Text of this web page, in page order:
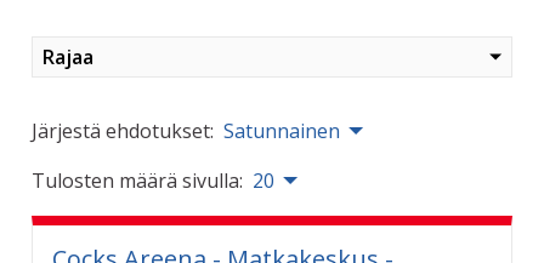
Rajaa
Järjestä ehdotukset: Satunnainen
Tulosten määrä sivulla: 20